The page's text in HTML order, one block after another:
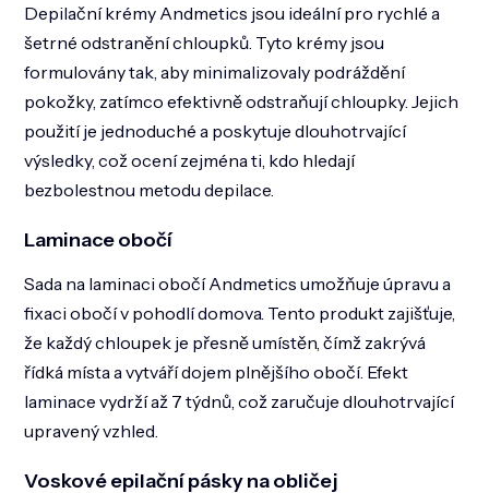
Depilační krémy Andmetics jsou ideální pro rychlé a
šetrné odstranění chloupků. Tyto krémy jsou
formulovány tak, aby minimalizovaly podráždění
pokožky, zatímco efektivně odstraňují chloupky. Jejich
použití je jednoduché a poskytuje dlouhotrvající
výsledky, což ocení zejména ti, kdo hledají
bezbolestnou metodu depilace​​.
Laminace obočí
Sada na laminaci obočí Andmetics umožňuje úpravu a
fixaci obočí v pohodlí domova. Tento produkt zajišťuje,
že každý chloupek je přesně umístěn, čímž zakrývá
řídká místa a vytváří dojem plnějšího obočí. Efekt
laminace vydrží až 7 týdnů, což zaručuje dlouhotrvající
upravený vzhled​.
Voskové epilační pásky na obličej